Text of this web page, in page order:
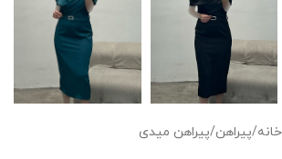
خانه/پیراهن/پیراهن میدی